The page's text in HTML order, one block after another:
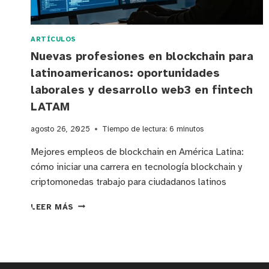
ARTÍCULOS
Nuevas profesiones en blockchain para
latinoamericanos: oportunidades
laborales y desarrollo web3 en fintech
LATAM
agosto 26, 2025 Tiempo de lectura: 6 minutos
Mejores empleos de blockchain en América Latina:
cómo iniciar una carrera en tecnología blockchain y
criptomonedas trabajo para ciudadanos latinos
LEER MÁS NUEVAS
LATINOAMERICANOS: